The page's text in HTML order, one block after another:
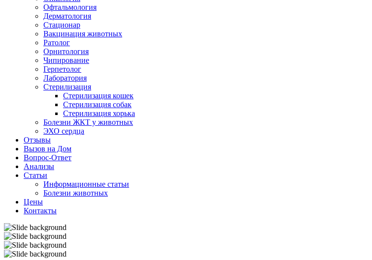
Офтальмология
Дерматология
Стационар
Вакцинация животных
Ратолог
Орнитология
Чипирование
Герпетолог
Лаборатория
Стерилизация
Стерилизация кошек
Стерилизация собак
Стерилизация хорька
Болезни ЖКТ у животных
ЭХО сердца
Отзывы
Вызов на Дом
Вопрос-Ответ
Анализы
Cтатьи
Информационные статьи
Болезни животных
Цены
Контакты